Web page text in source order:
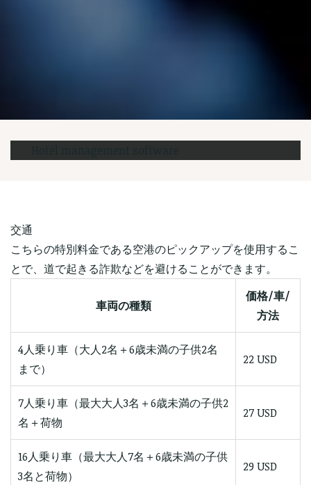
交通
こちらの特別料金である空港のピックアップを使用するこ
とで、道で起きる詐欺などを避けることができます。
車両の種類
価格/車/
方法
4人乗り車（大人2名＋6歳未満の子供2名
まで）
22 USD
7人乗り車（最大大人3名＋6歳未満の子供2
名＋荷物
27 USD
16人乗り車（最大大人7名＋6歳未満の子供
3名と荷物）
29 USD